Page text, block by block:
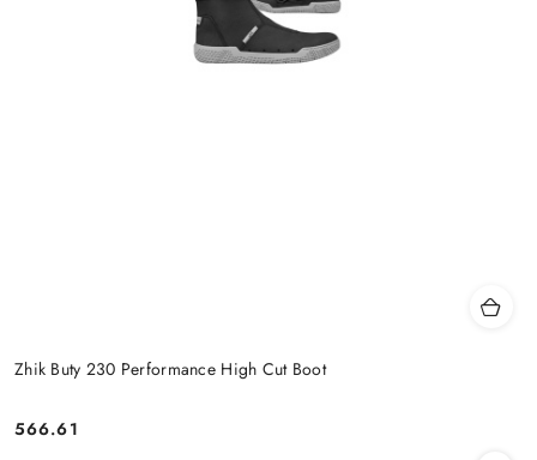
Zhik Buty 230 Performance High Cut Boot
Cena:
566.61